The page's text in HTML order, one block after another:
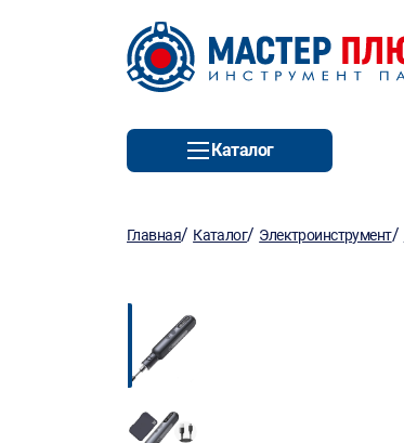
Каталог
Главная/ Каталог/ Электроинструмент/